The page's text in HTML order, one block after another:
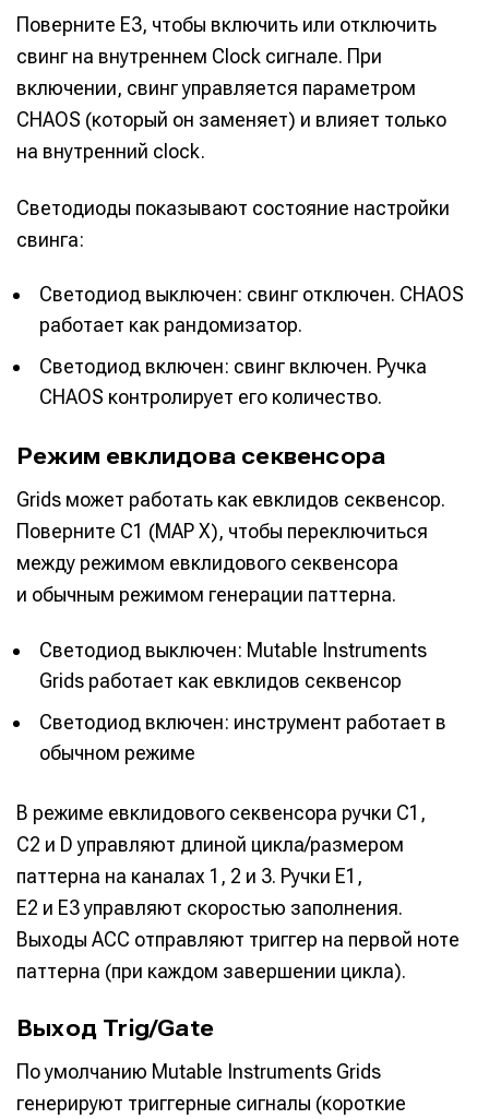
Информация
О проекте Реклама
Предложение новостей Помощь проекту
Информация
О проекте Реклама
Предложение новостей Помощь проекту
Поверните E3, чтобы включить или отключить
свинг на внутреннем Clock сигнале. При
включении, свинг управляется параметром
CHAOS (который он заменяет) и влияет только
на внутренний clock.
Светодиоды показывают состояние настройки
свинга:
Светодиод выключен: свинг отключен. CHAOS
работает как рандомизатор.
Светодиод включен: свинг включен. Ручка
CHAOS контролирует его количество.
Режим евклидова секвенсора
Grids может работать как евклидов секвенсор.
Поверните C1 (MAP X), чтобы переключиться
между режимом евклидового секвенсора
и обычным режимом генерации паттерна.
Светодиод выключен: Mutable Instruments
Grids работает как евклидов секвенсор
Светодиод включен: инструмент работает в
обычном режиме
В режиме евклидового секвенсора ручки C1,
C2 и D управляют длиной цикла/размером
паттерна на каналах 1, 2 и 3. Ручки E1,
E2 и E3 управляют скоростью заполнения.
Выходы ACC отправляют триггер на первой ноте
паттерна (при каждом завершении цикла).
Выход Trig/Gate
По умолчанию Mutable Instruments Grids
генерируют триггерные сигналы (короткие